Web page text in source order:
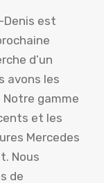
Denis est
d’un
avons les
Notre gamme
et les
Mercedes
Nous
de